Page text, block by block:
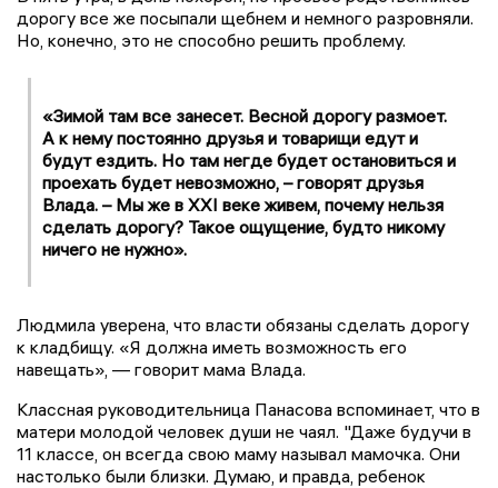
дорогу все же посыпали щебнем и немного разровняли.
Но, конечно, это не способно решить проблему.
«Зимой там все занесет. Весной дорогу размоет.
А к нему постоянно друзья и товарищи едут и
будут ездить. Но там негде будет остановиться и
проехать будет невозможно, – говорят друзья
Влада. – Мы же в ХХI веке живем, почему нельзя
сделать дорогу? Такое ощущение, будто никому
ничего не нужно».
Людмила уверена, что власти обязаны сделать дорогу
к кладбищу. «Я должна иметь возможность его
навещать», — говорит мама Влада.
Классная руководительница Панасова вспоминает, что в
матери молодой человек души не чаял. "Даже будучи в
11 классе, он всегда свою маму называл мамочка. Они
настолько были близки. Думаю, и правда, ребенок